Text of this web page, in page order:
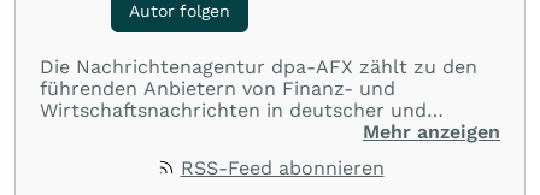
Autor folgen
Die Nachrichtenagentur dpa-AFX zählt zu den
führenden Anbietern von Finanz- und
Wirtschaftsnachrichten in deutscher und
englischer Sprache. Gestützt auf ein
dpa-AFX unabhängig, zuverlässig und schnell
Mehr anzeigen
RSS-Feed abonnieren